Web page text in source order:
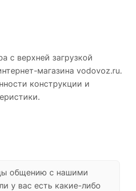
с верхней загрузкой
магазина vodovoz.ru.
конструкции и
общению с нашими
у вас есть какие-либо